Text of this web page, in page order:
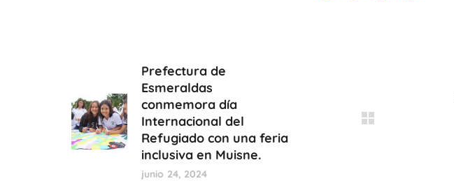
Prefectura de
Esmeraldas
conmemora día
Internacional del
Refugiado con una feria
inclusiva en Muisne.
junio 24, 2024